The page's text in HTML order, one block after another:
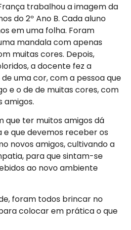
trabalhou a imagem da
do 2º Ano B. Cada aluno
em uma folha. Foram
mandala com apenas
muitas cores. Depois,
a docente fez a
uma cor, com a pessoa que
e o de de muitas cores, com
amigos.
que ter muitos amigos dá
e que devemos receber os
novos amigos, cultivando a
para que sintam-se
ao novo ambiente
foram todos brincar no
colocar em prática o que